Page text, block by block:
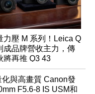
力壓 M 系列！Leica Q
成品牌營收主力，傳
將再推 Q3 43
與高畫質 Canon發
F5.6-8 IS USM和